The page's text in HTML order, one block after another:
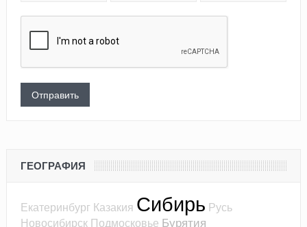
ГЕОГРАФИЯ
Екатеринбург Казакия Сибирь Русь
Новосибирск Подмосковье Бурятия